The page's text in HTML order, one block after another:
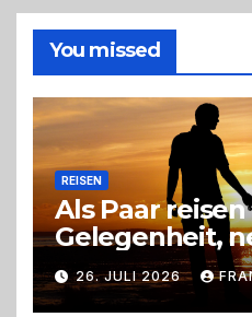
You missed
REISEN
Als Paar reisen
Gelegenheit,
zu entdecken
26. JULI 2026